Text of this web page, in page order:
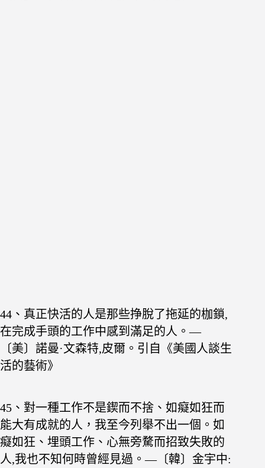
44、真正快活的人是那些挣脫了拖延的枷鎖,
在完成手頭的工作中感到滿足的人。—
〔美〕諾曼·文森特,皮爾。引自《美國人談生
活的藝術》
45、對一種工作不是鍥而不捨、如癡如狂而
能大有成就的人，我至今列舉不出一個。如
癡如狂、埋頭工作、心無旁騖而招致失敗的
人,我也不知何時曾經見過。—〔韓〕金宇中: